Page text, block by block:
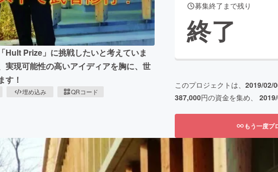
CAMPFIRE for Social GoodCAMPFIRE Creation
CAMPFIREふるさと納税machi-yaコミュニティ
Hult Prize」に挑戦したいと考えていま
実現可能性の高いアイディアを胸に、世
す！
埋め込み QRコード
募集終了まで残り
終了
このプロジェクトは、 2019/02/
387,000円の資金を集め、
もう一度プ